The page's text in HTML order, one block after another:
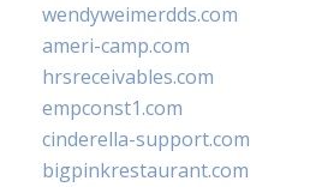
wendyweimerdds.com
ameri-camp.com
hrsreceivables.com
empconst1.com
cinderella-support.com
bigpinkrestaurant.com